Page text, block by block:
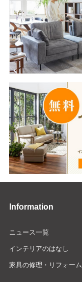
Information
ニュース一覧
インテリアのはなし
家具の修理・リフォーム